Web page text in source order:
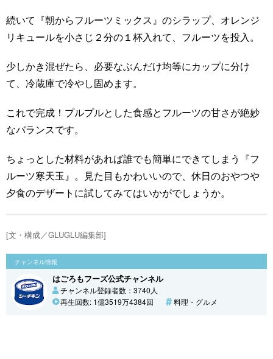
続いて『朝からフルーツミックス』のシラップ、オレンジ
リキュールを小さじ２分の１杯入れて、フルーツを投入。
少しかき混ぜたら、必要なぶんだけ均等にカップに分け
て、冷蔵庫で冷やし固めます。
これで完成！プルプルとした食感とフルーツの甘さが絶妙
なバランスです。
ちょっとした材料があれば誰でも簡単にできてしまう『フ
ルーツ寒天玉』。見た目もかわいいので、休日のおやつや
夕食のデザートに試してみてはいかがでしょうか。
[文・構成／GLUGLU編集部]
チャンネル情報
はごろもフーズ公式チャンネル
チャンネル登録者数：3740人
再生回数: 1億3519万4384回
料理・グルメ